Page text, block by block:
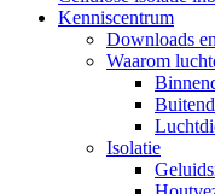
Kenniscentrum
Downloads
Waarom
Isolatie